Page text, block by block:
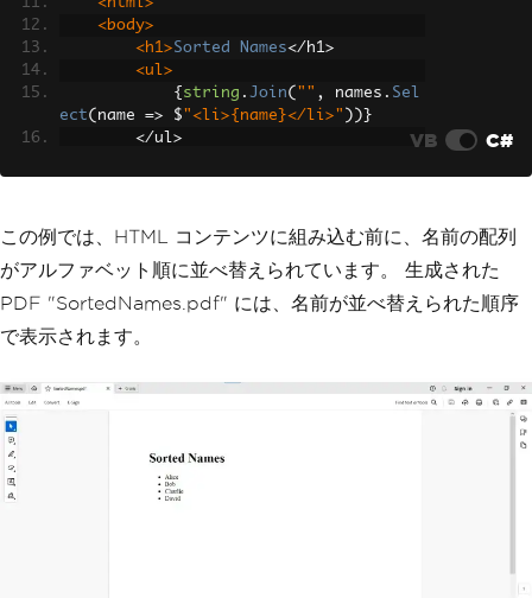
<html>
<body>
<h1>Sorted Names</ h1>
<ul>
{ string . Join( "" , names . Sel
ect( name => $ "<li>{name}</li>" ))}
</ ul>
// Create a new PDF document with sort
ed data
var sortedPdfDocument = new IronPdf.Ch
sortedPdfDocument
f");
VB C#
この例では、HTML コンテンツに組み込む前に、名前の配列
がアルファベット順に並べ替えられています。 生成された
PDF "SortedNames.pdf" には、名前が並べ替えられた順序
で表示されます。